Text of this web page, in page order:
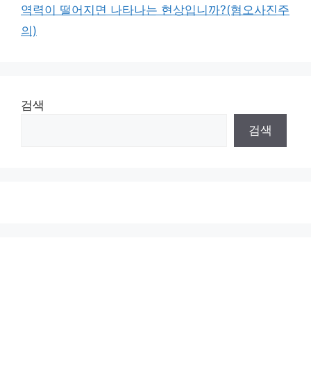
역력이 떨어지면 나타나는 현상입니까?(혐오사진주
의)
검색
검색